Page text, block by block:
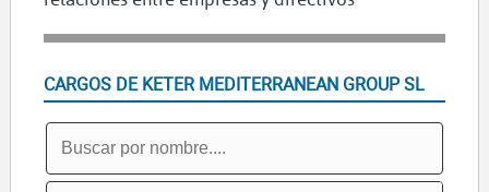
CARGOS DE KETER MEDITERRANEAN GROUP SL